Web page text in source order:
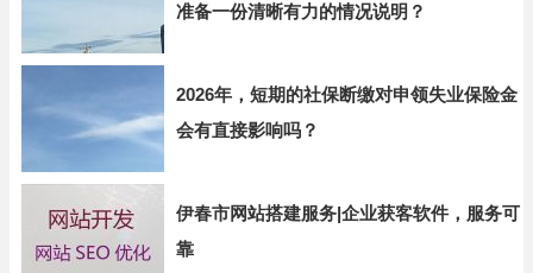
准备一份清晰有力的情况说明？
2026年，短期的社保断缴对申领失业保险金
会有直接影响吗？
伊春市网站搭建服务|企业获客软件，服务可
靠